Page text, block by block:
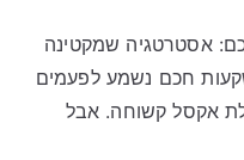
אסטרטגיה שמקטינה
חכם נשמע לפעמים
אקסל קשוחה. אבל